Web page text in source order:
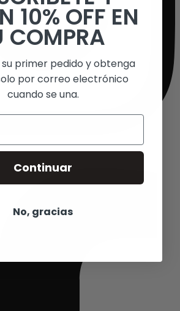
10% OFF EN
COMPRA
primer pedido y obtenga
por correo electrónico
cuando se una.
Continuar
No, gracias